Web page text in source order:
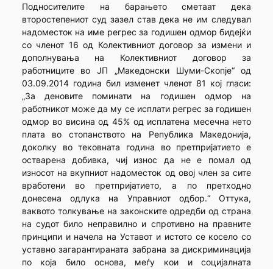
Подносителите на барањето сметаат дека
второстепениот суд зазел став дека не им следувал
надоместок на име регрес за годишен одмор бидејќи
со членот 16 од Колективниот договор за измени и
дополнувања на Колективниот договор за
работниците во ЈП „Македонски Шуми-Скопје“ од
03.09.2014 година бил изменет членот 81 кој гласи:
„За деновите поминати на годишен одмор на
работникот може да му се исплати регрес за годишен
одмор во висина од 45% од исплатена месечна нето
плата во стопанството на Република Македонија,
доколку во тековната година во претпри­јатието е
остварена добивка, чиј износ да не е помал од
износот на вкупниот надоместок од овој член за сите
вработени во претпри­јатието, а по претходно
донесена одлука на Управниот одбор.“ Оттука,
ваквото толкување на законските одредби од страна
на судот било неправилно и спротивно на правните
принципи и начела на Уставот и истото се косело со
уставно загарантираната забрана за дискримина­ција
по која било основа, меѓу кои и социјалната